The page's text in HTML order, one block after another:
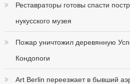
Реставраторы готовы спасти
нукусского музея
Пожар уничтожил деревянную
Кондопоги
Art Berlin переезжает в бывший